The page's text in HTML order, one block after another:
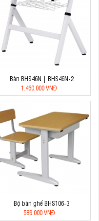
Bàn BHS46N | BHS46N-2
1.460.000 VNĐ
Bộ bàn ghế BHS106-3
589.000 VNĐ